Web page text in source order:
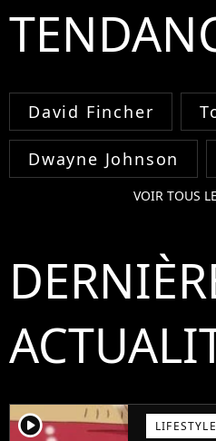
David Fincher
Dwayne Johnson
VOIR TOUS
player2 LIFESTYLE